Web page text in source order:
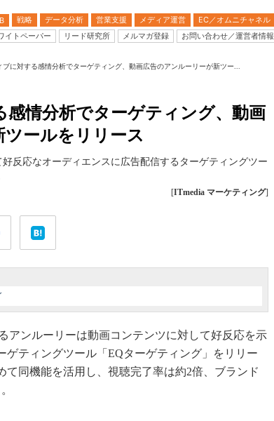
戦略 データ分析 営業支援 メディア運営 EC／オムニチャネル
イトペーパー
リード研究所 メルマガ登録 お問い合わせ／運営者情報
ブに対する感情分析でターゲティング、動画広告のアンルーリーが新ツー...
情分析でターゲティング、動画
ールをリリース
反応なオーディエンスに広告配信するターゲティングツー
[ITmedia マーケティング]
アンルーリーは動画コンテンツに対して好反応を示
ティングツール「EQターゲティング」をリリー
て同機能を活用し、視聴完了率は約2倍、ブランド